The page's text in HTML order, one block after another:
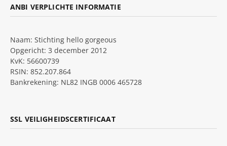
ANBI VERPLICHTE INFORMATIE
Naam: Stichting hello gorgeous
Opgericht: 3 december 2012
KvK: 56600739
RSIN: 852.207.864
Bankrekening: NL82 INGB 0006 465728
SSL VEILIGHEIDSCERTIFICAAT